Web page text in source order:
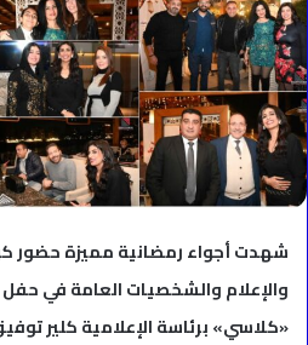
شهدت أجواء رمضانية مميزة حضور
والإعلام والشخصيات العامة في
«كلاسي» برئاسة الإعلامية كلير